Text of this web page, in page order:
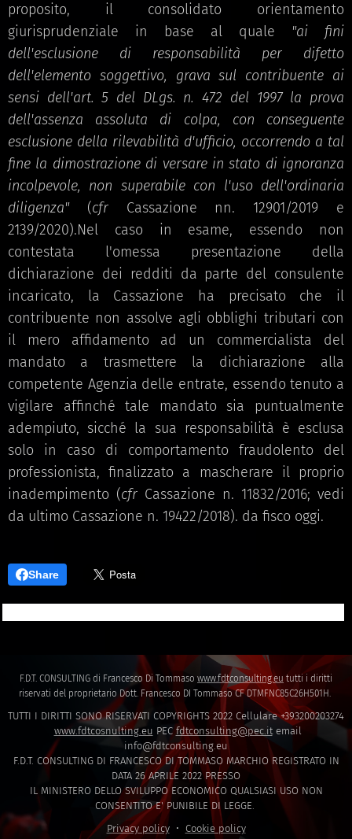
proposito, il consolidato orientamento
giurisprudenziale in base al quale "ai fini
dell'esclusione di responsabilità per difetto
dell'elemento soggettivo, grava sul contribuente ai
sensi dell'art. 5 del DLgs. n. 472 del 1997 la prova
dell'assenza assoluta di colpa, con conseguente
esclusione della rilevabilità d'ufficio, occorrendo a tal
fine la dimostrazione di versare in stato di ignoranza
incolpevole, non superabile con l'uso dell'ordinaria
diligenza" (cfrCassazione nn. 12901/2019 e
2139/2020).Nel caso in esame, essendo non
contestata l'omessa presentazione della
dichiarazione dei redditi da parte del consulente
incaricato, la Cassazione ha precisato che il
contribuente non assolve agli obblighi tributari con
il mero affidamento ad un commercialista del
mandato a trasmettere la dichiarazione alla
competente Agenzia delle entrate, essendo tenuto a
vigilare affinché tale mandato sia puntualmente
adempiuto, sicché la sua responsabilità è esclusa
solo in caso di comportamento fraudolento del
professionista, finalizzato a mascherare il proprio
inadempimento (cfr Cassazione n. 11832/2016; vedi
da ultimo Cassazione n. 19422/2018). da fisco oggi.
Share
F.D.T. CONSULTING di Francesco Di Tommaso www.fdtconsulting.eu tutti i diritti
riservati del proprietario Dott. Francesco DI Tommaso CF DTMFNC85C26H501H.
TUTTI I DIRITTI SONO RISERVATI COPYRIGHTS 2022 Cellulare +393200203274
www.fdtcosnulting.eu PEC fdtconsulting@pec.itemail
info@fdtconsulting.eu
F.D.T. CONSULTING DI FRANCESCO DI TOMMASO MARCHIO REGISTRATO IN
DATA 26 APRILE 2022 PRESSO
IL MINISTERO DELLO SVILUPPO ECONOMICO QUALSIASI USO NON
CONSENTITO E' PUNIBILE DI LEGGE.
Privacy policy
Cookie policy